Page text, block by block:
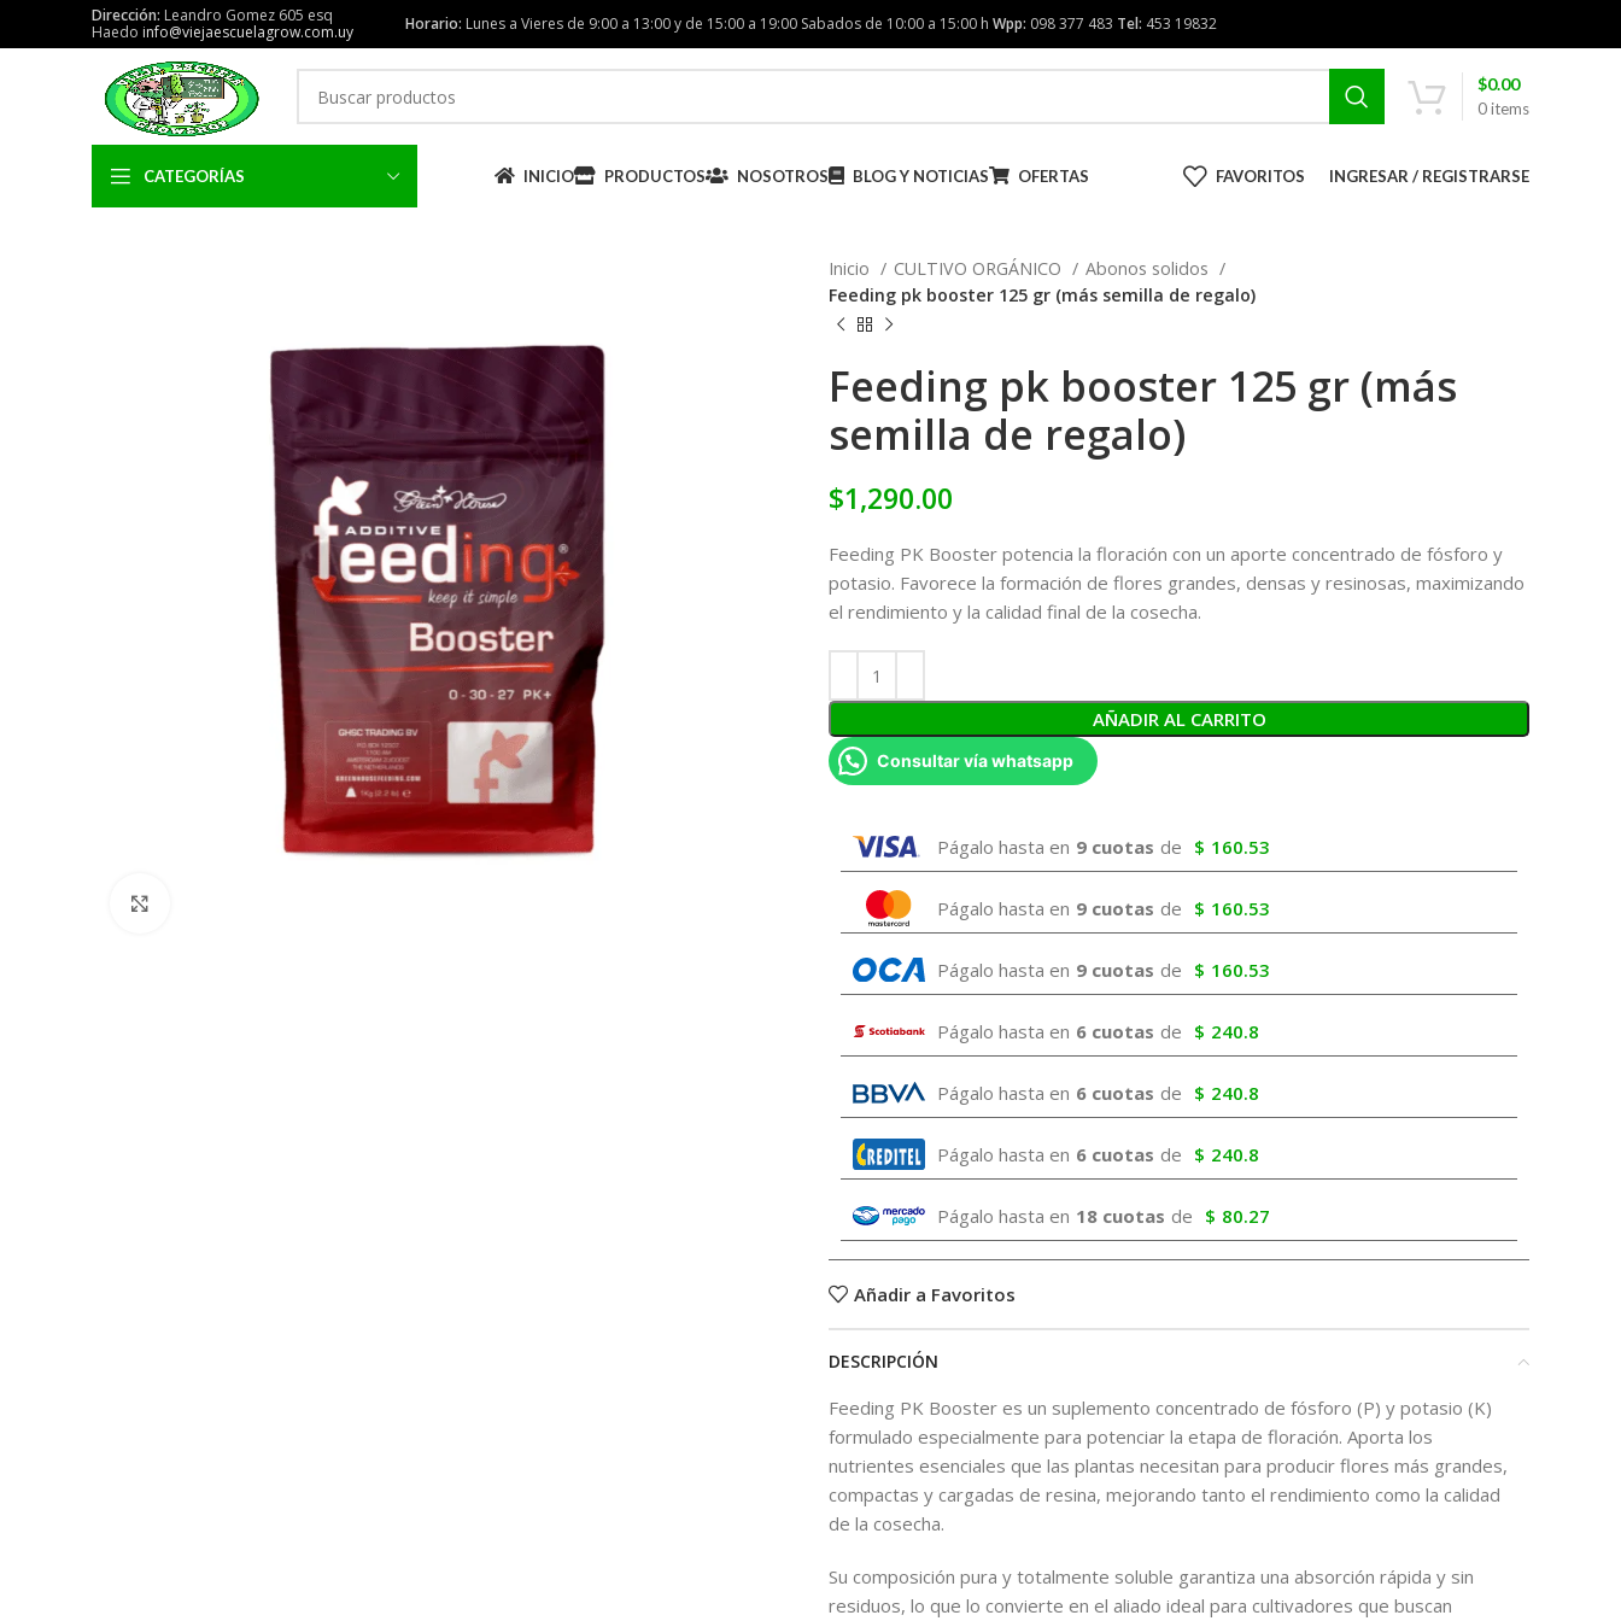
Dirección: Leandro Gomez 605 esq
Haedo info@viejaescuelagrow.com.uy Horario: Lunes a Vieres de 9:00 a 13:00 y de 15:00 a 19:00 Sabados de 10:00 a 15:00 h Wpp: 098 377 483 Tel: 453 19832
0items
$0.00
CATEGORÍAS INICIO PRODUCTOS NOSOTROS BLOG Y NOTICIAS OFERTAS FAVORITOS INGRESAR / REGISTRARSE
Inicio CULTIVO ORGÁNICO
Abonos solidos
Feeding pk booster 125 gr (más semilla de regalo)
Feeding pk booster 125 gr (más
semilla de regalo)
$1,290.00
Feeding PK Booster potencia la floración con un aporte concentrado de fósforo y
potasio. Favorece la formación de flores grandes, densas y resinosas, maximizando
el rendimiento y la calidad final de la cosecha.
AÑADIR AL CARRITO
Consultar vía whatsapp
Págalo hasta en 9 cuotas de $ 160.53
Págalo hasta en 9 cuotas de $ 160.53
Págalo hasta en 9 cuotas de $ 160.53
Págalo hasta en 6 cuotas de $ 240.8
Págalo hasta en 6 cuotas de $ 240.8
Págalo hasta en 6 cuotas de $ 240.8
Págalo hasta en 18 cuotas de $ 80.27
Añadir a Favoritos
DESCRIPCIÓN
Feeding PK Booster es un suplemento concentrado de fósforo (P) y potasio (K)
formulado especialmente para potenciar la etapa de floración. Aporta los
nutrientes esenciales que las plantas necesitan para producir flores más grandes,
compactas y cargadas de resina, mejorando tanto el rendimiento como la calidad
de la cosecha.
Su composición pura y totalmente soluble garantiza una absorción rápida y sin
residuos, lo que lo convierte en el aliado ideal para cultivadores que buscan